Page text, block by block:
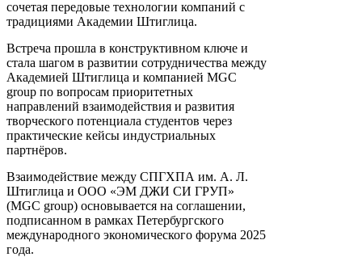
сочетая передовые технологии компаний с
традициями Академии Штиглица.
Встреча прошла в конструктивном ключе и
стала шагом в развитии сотрудничества между
Академией Штиглица и компанией MGC
group по вопросам приоритетных
направлений взаимодействия и развития
творческого потенциала студентов через
практические кейсы индустриальных
партнёров.
Взаимодействие между СПГХПА им. А. Л.
Штиглица и ООО «ЭМ ДЖИ СИ ГРУП»
(MGC group) основывается на соглашении,
подписанном в рамках Петербургского
международного экономического форума 2025
года.